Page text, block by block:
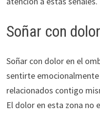
Soñar con
Soñar con dolor en el
sentirte
relacionados contigo
El dolor en esta zona no